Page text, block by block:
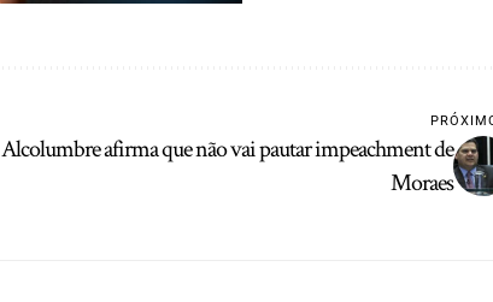
Alcolumbre afirma que não vai pautar impeachment de
Moraes